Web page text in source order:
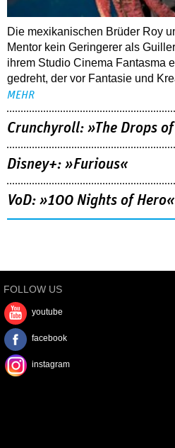
Die mexikanischen Brüder Roy
Mentor kein Geringerer als
ihrem Studio Cinema Fantasma
gedreht, der vor Fantasie und
MEHR
Crunchyroll: »The Drops
Disney+: »Furious«
VoD: »100 Nights of Hero«
FOLLOW US
youtube
facebook
instagram